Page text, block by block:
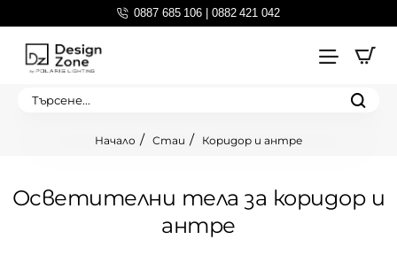
0887 685 106 | 0882 421 042
Търсене...
Осветителни тела за коридор и
антре
Стаи Коридор и антре